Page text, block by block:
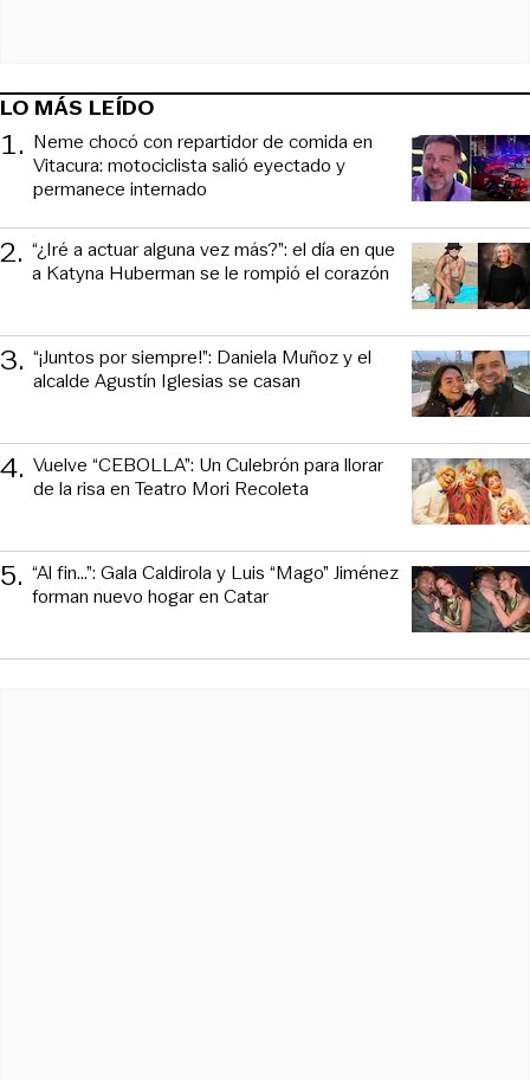
LO MÁS LEÍDO
1. Neme chocó con repartidor de comida en
Vitacura: motociclista salió eyectado y
permanece internado
2. “¿Iré a actuar alguna vez más?”: el día en que
a Katyna Huberman se le rompió el corazón
3. “¡Juntos por siempre!”: Daniela Muñoz y el
alcalde Agustín Iglesias se casan
4. Vuelve “CEBOLLA”: Un Culebrón para llorar
de la risa en Teatro Mori Recoleta
5. “Al fin…”: Gala Caldirola y Luis “Mago” Jiménez
forman nuevo hogar en Catar